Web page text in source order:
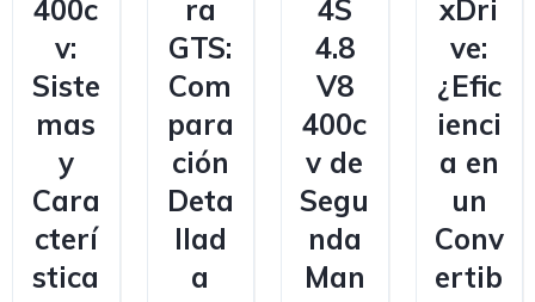
400c
v:
Siste
mas
y
Cara
cterí
stica
ra
GTS:
Com
para
ción
Deta
llad
a
4S
4.8
V8
400c
v de
Segu
nda
Man
xDri
ve:
¿Efic
ienci
a en
un
Conv
ertib